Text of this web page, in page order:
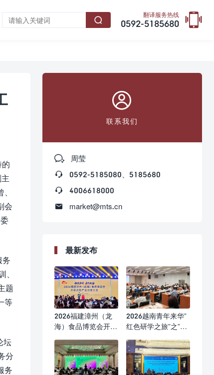
翻译服务热线
0592-5185680 

会
务
题
等
坛
分
务

联系我们

周莹

0592-5185080、5185680

4006618000

market@mts.cn
最新发布
2026福建漳州（龙
海）食品博览会开幕
2026越南青年来华”
红色研学之旅”之”不